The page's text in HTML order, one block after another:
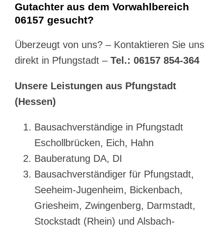
Gutachter aus dem Vorwahlbereich
06157 gesucht?
Überzeugt von uns? – Kontaktieren Sie uns
direkt in Pfungstadt – Tel.: 06157 854-364
Unsere Leistungen aus Pfungstadt
(Hessen)
Bausachverständige in Pfungstadt
Eschollbrücken, Eich, Hahn
Bauberatung DA, DI
Bausachverständiger für Pfungstadt,
Seeheim-Jugenheim, Bickenbach,
Griesheim, Zwingenberg, Darmstadt,
Stockstadt (Rhein) und Alsbach-